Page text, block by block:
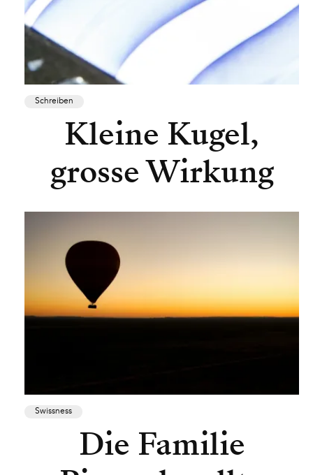
Schreiben
Kleine Kugel,
grosse Wirkung
Swissness
Die Familie